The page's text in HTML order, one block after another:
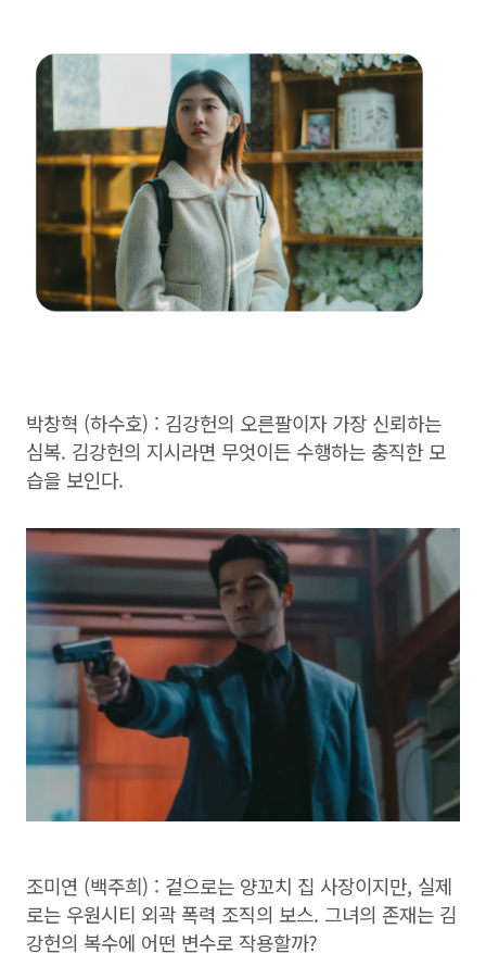
박창혁 (하수호) : 김강헌의 오른팔이자 가장 신뢰하는
심복. 김강헌의 지시라면 무엇이든 수행하는 충직한 모
습을 보인다.
조미연 (백주희) : 겉으로는 양꼬치 집 사장이지만, 실제
로는 우원시티 외곽 폭력 조직의 보스. 그녀의 존재는 김
강헌의 복수에 어떤 변수로 작용할까?